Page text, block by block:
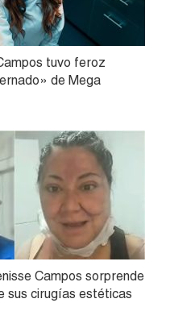
tuvo feroz
de Mega
Campos sorprende
sus cirugías estéticas